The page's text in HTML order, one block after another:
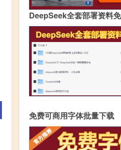
DeepSeek全套部署资料
免费可商用字体批量下载